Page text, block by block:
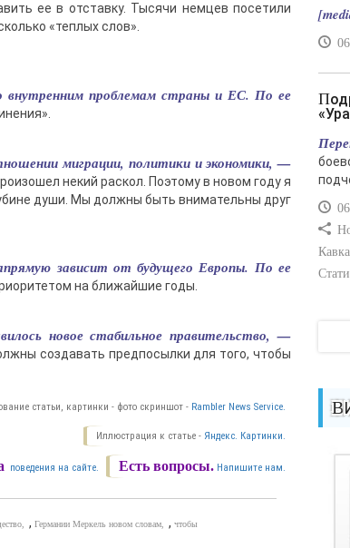
ее в отставку. Тысячи немцев посетили
«теплых слов».
внутренним проблемам страны и ЕС. По ее
миграции, политики и экономики, —
некий раскол. Поэтому в новом году я
души. Мы должны быть внимательны друг
зависит от будущего Европы. По ее
на ближайшие годы.
новое стабильное правительство, —
создавать предпосылки для того, чтобы
статьи, картинки - фото скриншот - Rambler News Service.
Иллюстрация к статье - Яндекс. Картинки.
Есть вопросы. Напишите нам.
поведения на сайте.
,Германии Меркель новом словам ,чтобы
Подрыв автомобиля гендиректора